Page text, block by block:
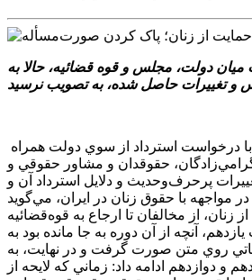
دولت، مجلس و قوه قضائيه، حالا به
حقوقدان و مشاور حقوقي و
پرحرف‌وحديث و دلايل استرداد آن و
زنان، از مخالفان تا ارجاع به قوه‌قضائيه
آنچه از آن دوره به جا مانده بود به
روي متن صورت گرفت و در نهايت، به
دوازدهم ادامه داد: زماني که لايحه از